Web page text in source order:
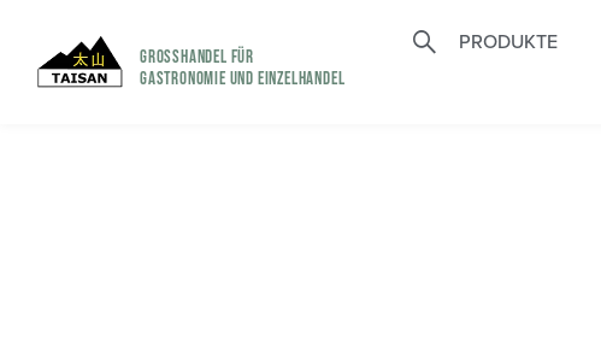
GROSSHANDEL FÜR
GASTRONOMIE UND EINZELHANDEL
PRODUKTE